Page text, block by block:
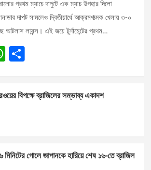
প্রথম ম্যাচে দাপুটে এক ম্যাচ উপহার দিলো
দাপট সামলেও দ্বিতীয়ার্ধে আক্রমণাত্মক খেলায় ৩-০
আটলাস লায়ন্স। এই জয়ে টুর্নামেন্টের প্রথম…
W
s
p
e
বিপক্ষে ব্রাজিলের সম্ভাব্য একাদশ
মিনিটের গোলে জাপানকে হারিয়ে শেষ ১৬-তে ব্রাজিল